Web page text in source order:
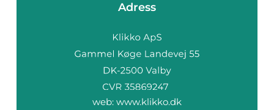
Adress
web: www.klikko.dk